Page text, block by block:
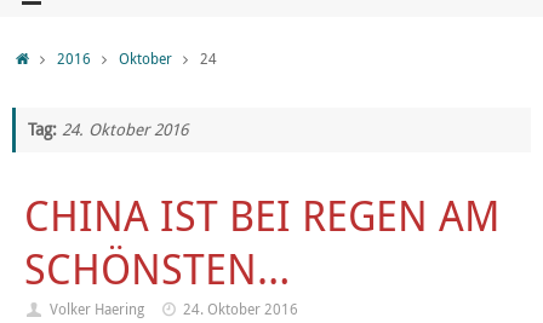
2016 Oktober 24
Tag: 24. Oktober 2016
CHINA IST BEI REGEN AM
SCHÖNSTEN…
Volker Haering
24. Oktober 2016